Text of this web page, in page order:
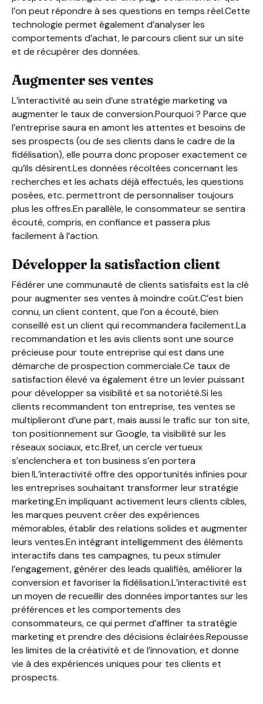
l’on peut répondre à ses questions en temps réel.Cette
technologie permet également d’analyser les
comportements d’achat, le parcours client sur un site
et de récupérer des données.
Augmenter ses ventes
L’interactivité au sein d’une stratégie marketing va
augmenter le taux de conversion.Pourquoi ? Parce que
l’entreprise saura en amont les attentes et besoins de
ses prospects (ou de ses clients dans le cadre de la
fidélisation), elle pourra donc proposer exactement ce
qu’ils désirent.Les données récoltées concernant les
recherches et les achats déjà effectués, les questions
posées, etc. permettront de personnaliser toujours
plus les offres.En parallèle, le consommateur se sentira
écouté, compris, en confiance et passera plus
facilement à l’action.
Développer la satisfaction client
Fédérer une communauté de clients satisfaits est la clé
pour augmenter ses ventes à moindre coût.C’est bien
connu, un client content, que l’on a écouté, bien
conseillé est un client qui recommandera facilement.La
recommandation et les avis clients sont une source
précieuse pour toute entreprise qui est dans une
démarche de prospection commerciale.Ce taux de
satisfaction élevé va également être un levier puissant
pour développer sa visibilité et sa notoriété.Si les
clients recommandent ton entreprise, tes ventes se
multiplieront d’une part, mais aussi le trafic sur ton site,
ton positionnement sur Google, ta visibilité sur les
réseaux sociaux, etc.Bref, un cercle vertueux
s’enclenchera et ton business s’en portera
bien !L’interactivité offre des opportunités infinies pour
les entreprises souhaitant transformer leur stratégie
marketing.En impliquant activement leurs clients cibles,
les marques peuvent créer des expériences
mémorables, établir des relations solides et augmenter
leurs ventes.En intégrant intelligemment des éléments
interactifs dans tes campagnes, tu peux stimuler
l’engagement, générer des leads qualifiés, améliorer la
conversion et favoriser la fidélisation.L’interactivité est
un moyen de recueillir des données importantes sur les
préférences et les comportements des
consommateurs, ce qui permet d’affiner ta stratégie
marketing et prendre des décisions éclairées.Repousse
les limites de la créativité et de l’innovation, et donne
vie à des expériences uniques pour tes clients et
prospects.